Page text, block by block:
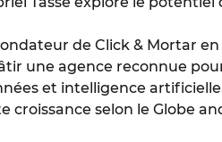
de Click & Mortar
une agence reconnue
et intelligence
croissance selon le Globe